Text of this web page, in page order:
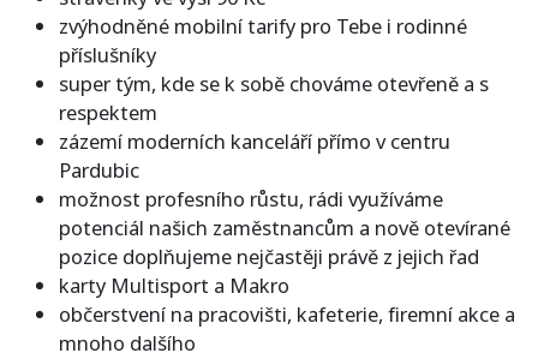
zvýhodněné mobilní tarify pro Tebe i rodinné
příslušníky
super tým, kde se k sobě chováme otevřeně a s
respektem
zázemí moderních kanceláří přímo v centru
Pardubic
možnost profesního růstu, rádi využíváme
potenciál našich zaměstnancům a nově otevírané
pozice doplňujeme nejčastěji právě z jejich řad
karty Multisport a Makro
občerstvení na pracovišti, kafeterie, firemní akce a
mnoho dalšího